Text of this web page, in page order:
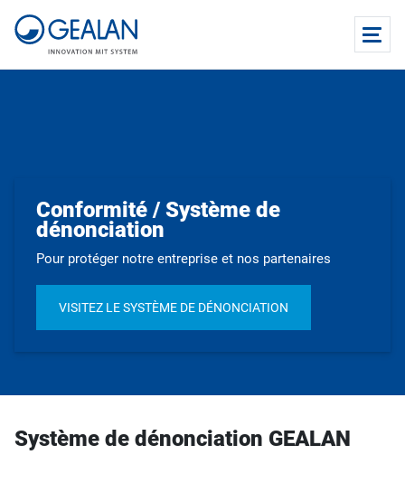
Conformité / Système de
dénonciation
Pour protéger notre entreprise et nos partenaires
VISITEZ LE SYSTÈME DE DÉNONCIATION
Système de dénonciation GEALAN